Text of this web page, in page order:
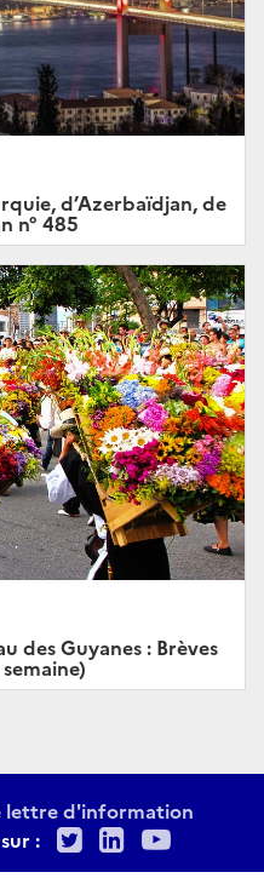
d’Azerbaïdjan, de
n° 485
des Guyanes : Brèves
lettre d'information
:
TwitterLinkedIn